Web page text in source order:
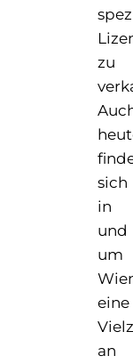
zu
sich
in
und
um
eine
an